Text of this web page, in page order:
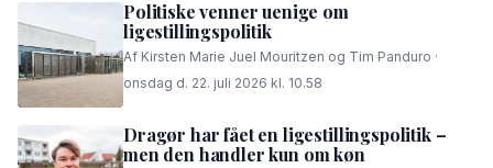
Politiske venner uenige om
ligestillingspolitik
Af Kirsten Marie Juel Mouritzen og Tim Panduro ·
onsdag d. 22. juli 2026 kl. 10.58
Dragør har fået en ligestillingspolitik –
men den handler kun om køn